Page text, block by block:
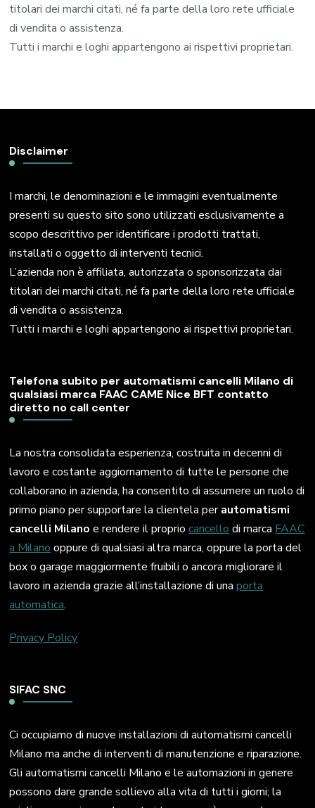
titolari dei marchi citati, né fa parte della loro rete ufficiale
di vendita o assistenza.
Tutti i marchi e loghi appartengono ai rispettivi proprietari.
Disclaimer
I marchi, le denominazioni e le immagini eventualmente
presenti su questo sito sono utilizzati esclusivamente a
scopo descrittivo per identificare i prodotti trattati,
installati o oggetto di interventi tecnici.
L’azienda non è affiliata, autorizzata o sponsorizzata dai
titolari dei marchi citati, né fa parte della loro rete ufficiale
di vendita o assistenza.
Tutti i marchi e loghi appartengono ai rispettivi proprietari.
Telefona subito per automatismi cancelli Milano di
qualsiasi marca FAAC CAME Nice BFT contatto
diretto no call center
La nostra consolidata esperienza, costruita in decenni di
lavoro e costante aggiornamento di tutte le persone che
collaborano in azienda, ha consentito di assumere un ruolo di
primo piano per supportare la clientela perautomatismi
cancelli Milano e rendere il propriocancello di marca FAAC
a Milano oppure di qualsiasi altra marca, oppure la porta del
box o garage maggiormente fruibili o ancora migliorare il
lavoro in azienda grazie all’installazione di unaporta
automatica.
Privacy Policy
SIFAC SNC
Ci occupiamo di nuove installazioni di automatismi cancelli
Milano ma anche di interventi di manutenzione e riparazione.
Gli automatismi cancelli Milano e le automazioni in genere
possono dare grande sollievo alla vita di tutti i giorni; la